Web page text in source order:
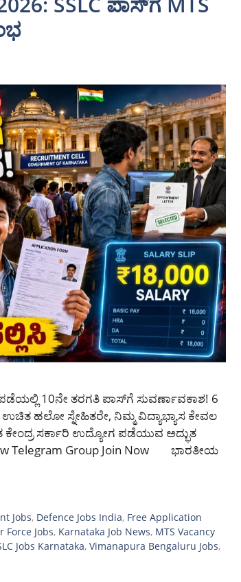
10ನೇ ತರಗತಿ ಪಾಸ್‌ಗೆ ಸುವರ್ಣಾವಕಾಶ! 6
ಉಚಿತ ಹಲೋ ಸ್ನೇಹಿತರೇ, ನಿಮ್ಮ ವಿದ್ಯಾಭ್ಯಾಸ ಕೇವಲ
ಕೇಂದ್ರ ಸರ್ಕಾರಿ ಉದ್ಯೋಗ ಪಡೆಯುವ ಅದ್ಭುತ
Telegram Group Join Now ಭಾರತೀಯ
Jobs, Defence Jobs India, Free Application
Force Jobs, Karnataka Job News, MTS Vacancy
Jobs Karnataka, Vimanapura Bengaluru Jobs,